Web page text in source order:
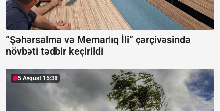
“Şəhərsalma və Memarlıq İli” çərçivəsində
növbəti tədbir keçirildi
5 Avqust 15:38